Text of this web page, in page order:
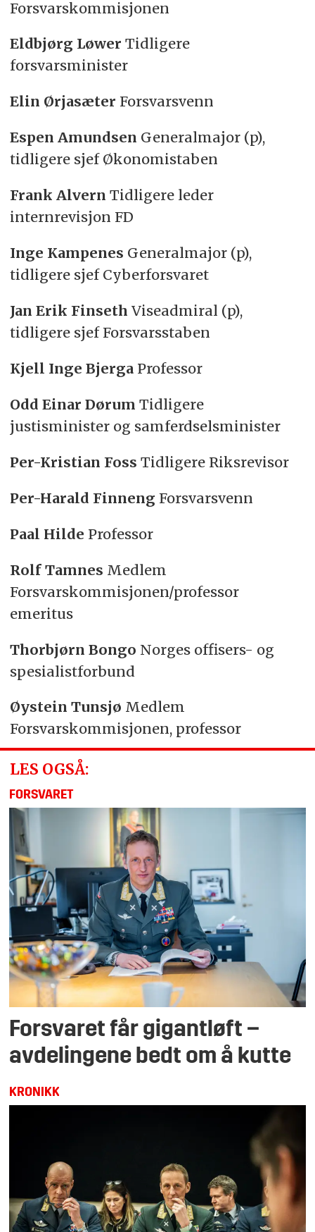
Forsvarskommisjonen
Eldbjørg Løwer Tidligere
forsvarsminister
Elin Ørjasæter Forsvarsvenn
Espen Amundsen Generalmajor (p),
tidligere sjef Økonomistaben
Frank Alvern Tidligere leder
internrevisjon FD
Inge Kampenes Generalmajor (p),
tidligere sjef Cyberforsvaret
Jan Erik Finseth Viseadmiral (p),
tidligere sjef Forsvarsstaben
Kjell Inge BjergaProfessor
Odd Einar Dørum Tidligere
justisminister og samferdselsminister
Per-Kristian Foss Tidligere Riksrevisor
Per-Harald Finneng Forsvarsvenn
Paal Hilde Professor
Rolf Tamnes Medlem
Forsvarskommisjonen/professor
emeritus
Thorbjørn Bongo Norges offisers- og
spesialistforbund
Øystein Tunsjø Medlem
Forsvarskommisjonen, professor
LES OGSÅ:
FORSVARET
Forsvaret får gigantløft –
avdelingene bedt om å kutte
KRONIKK